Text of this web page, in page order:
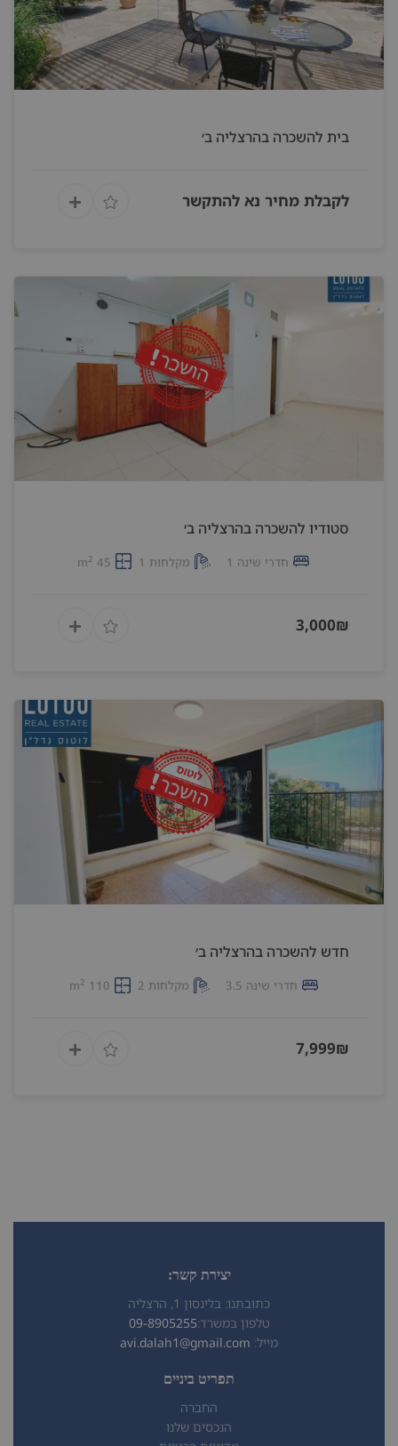
בית להשכרה בהרצליה ב׳
לקבלת מחיר נא להתקשר
סטודיו להשכרה בהרצליה ב׳
חדרי שינה 1 מקלחות 1 45 m
2
3,000₪
חדש להשכרה בהרצליה ב׳
חדרי שינה 3.5 מקלחות 2 110 m
2
7,999₪
יצירת קשר:
כתובתנו: בלינסון 1, הרצליה
טלפון במשרד:09-8905255
מייל:
תפריט ביניים
החברה
הנכסים שלנו